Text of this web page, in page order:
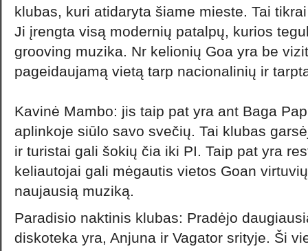
klubas, kuri atidaryta šiame mieste. Tai
Ji įrengta visą modernių patalpų, kurios
grooving muzika. Nr kelionių Goa yra be
pageidaujamą vietą tarp nacionalinių ir
Kavinė Mambo: jis taip pat yra ant Baga
aplinkoje siūlo savo svečių. Tai klubas
ir turistai gali šokių čia iki PI. Taip pat yra
keliautojai gali mėgautis vietos Goan
naujausią muziką.
Paradisio naktinis klubas: Pradėjo
diskoteka yra, Anjuna ir Vagator srityje. Ši